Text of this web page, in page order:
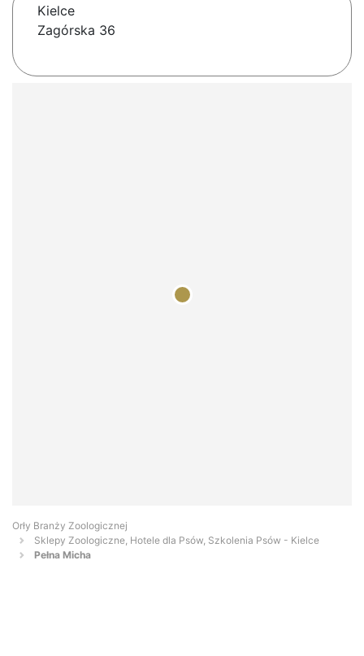
Kielce
Zagórska 36
Orły Branży Zoologicznej
Sklepy Zoologiczne, Hotele dla Psów, Szkolenia Psów - Kielce
Pełna Micha